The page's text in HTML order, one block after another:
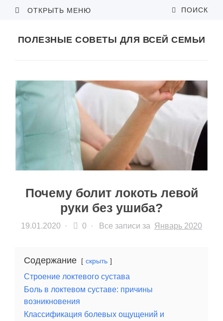
ОТКРЫТЬ МЕНЮ ПОИСК
ПОЛЕЗНЫЕ СОВЕТЫ ДЛЯ ВСЕЙ СЕМЬИ
Почему болит локоть левой
руки без ушиба?
19.01.2020 · 0 · Все записи за Январь 2020
Содержание скрыть
Строение локтевого сустава
Боль в локтевом суставе: причины
возникновения
Классификация болевых ощущений и